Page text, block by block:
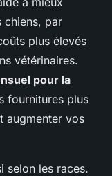
chiens, par
plus élevés
vétérinaires.
pour la
fournitures plus
augmenter vos
selon les races.